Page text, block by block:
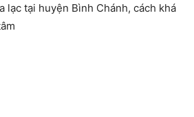
lạc tại huyện Bình Chánh, cách khá